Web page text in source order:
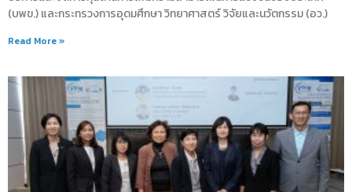
(บพข.) และกระทรวงการอุดมศึกษา วิทยาศาสตร์ วิจัยและนวัตกรรม (อว.)
Read More »